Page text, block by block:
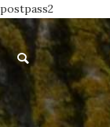
postpass2